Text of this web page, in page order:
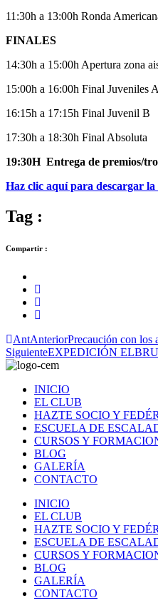
11:30h a 13:00h Ronda
FINALES
14:30h a 15:00h Apertura zona
15:00h a 16:00h Final Juveniles A
16:15h a 17:15h Final Juvenil B
17:30h a 18:30h Final Absoluta
19:30H Entrega de premios/
Haz clic aquí para descargar
Tag :
Compartir :
AntAnteriorPrecaución con los
SiguienteEXPEDICIÓN
INICIO
EL CLUB
HAZTE SOCIO Y
ESCUELA DE
CURSOS Y
BLOG
GALERÍA
CONTACTO
INICIO
EL CLUB
HAZTE SOCIO Y
ESCUELA DE
CURSOS Y
BLOG
GALERÍA
CONTACTO